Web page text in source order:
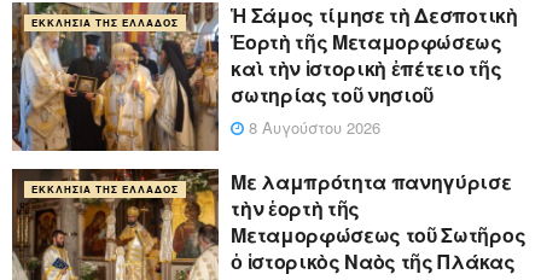
ΕΚΚΛΗΣΊΑ ΤΗΣ ΕΛΛΆΔΟΣ
Ἡ Σάμος τίμησε τὴ Δεσποτικὴ
Ἑορτὴ τῆς Μεταμορφώσεως
καὶ τὴν ἱστορικὴ ἐπέτειο τῆς
σωτηρίας τοῦ νησιοῦ
8 Αυγούστου 2026
ΕΚΚΛΗΣΊΑ ΤΗΣ ΕΛΛΆΔΟΣ
Με λαμπρότητα πανηγύρισε
τὴν ἑορτὴ τῆς
Μεταμορφώσεως τοῦ Σωτῆρος
ὁ ἱστορικὸς Ναὸς τῆς Πλάκας